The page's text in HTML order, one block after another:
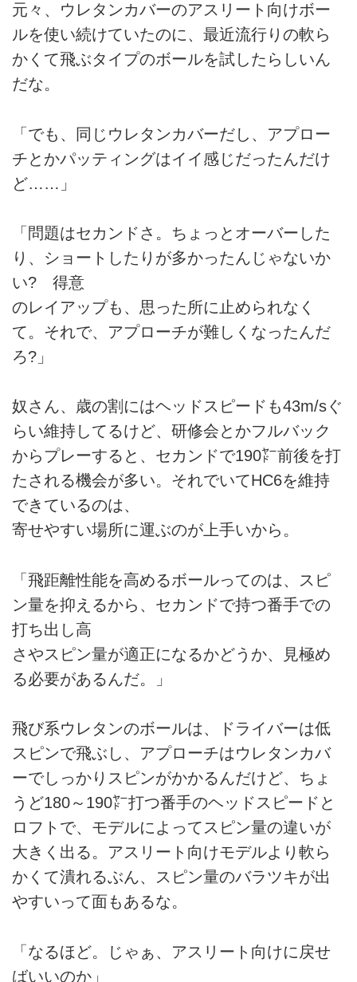
元々、ウレタンカバーのアスリート向けボー
ルを使い続けていたのに、最近流行りの軟ら
かくて飛ぶタイプのボールを試したらしいん
だな。
「でも、同じウレタンカバーだし、アプロー
チとかパッティングはイイ感じだったんだけ
ど……」
「問題はセカンドさ。ちょっとオーバーした
り、ショートしたりが多かったんじゃないか
い? 得意
のレイアップも、思った所に止められなく
て。それで、アプローチが難しくなったんだ
ろ?」
奴さん、歳の割にはヘッドスピードも43m/sぐ
らい維持してるけど、研修会とかフルバック
からプレーすると、セカンドで190㍎前後を打
たされる機会が多い。それでいてHC6を維持
できているのは、
寄せやすい場所に運ぶのが上手いから。
「飛距離性能を高めるボールってのは、スピ
ン量を抑えるから、セカンドで持つ番手での
打ち出し高
さやスピン量が適正になるかどうか、見極め
る必要があるんだ。」
飛び系ウレタンのボールは、ドライバーは低
スピンで飛ぶし、アプローチはウレタンカバ
ーでしっかりスピンがかかるんだけど、ちょ
うど180～190㍎打つ番手のヘッドスピードと
ロフトで、モデルによってスピン量の違いが
大きく出る。アスリート向けモデルより軟ら
かくて潰れるぶん、スピン量のバラツキが出
やすいって面もあるな。
「なるほど。じゃぁ、アスリート向けに戻せ
ばいいのか」